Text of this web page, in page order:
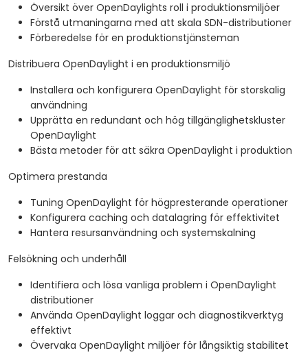
Översikt över OpenDaylights roll i produktionsmiljöer
Förstå utmaningarna med att skala SDN-distributioner
Förberedelse för en produktionstjänsteman
Distribuera OpenDaylight i en produktionsmiljö
Installera och konfigurera OpenDaylight för storskalig
användning
Upprätta en redundant och hög tillgänglighetskluster
OpenDaylight
Bästa metoder för att säkra OpenDaylight i produktion
Optimera prestanda
Tuning OpenDaylight för högpresterande operationer
Konfigurera caching och datalagring för effektivitet
Hantera resursanvändning och systemskalning
Felsökning och underhåll
Identifiera och lösa vanliga problem i OpenDaylight
distributioner
Använda OpenDaylight loggar och diagnostikverktyg
effektivt
Övervaka OpenDaylight miljöer för långsiktig stabilitet